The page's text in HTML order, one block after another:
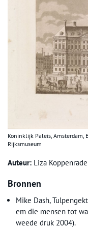
Koninklijk Paleis, Amsterdam,
Rijksmuseum
Auteur: Liza Koppenrade
Bronnen
Mike Dash,
em die mensen tot
weede druk 2004).